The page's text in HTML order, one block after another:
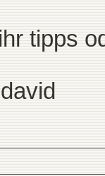
tipps